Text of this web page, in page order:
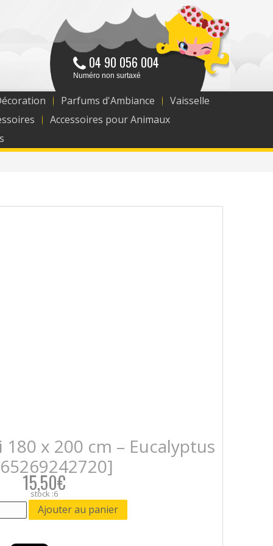
04 90 056 004
Numéro non surtaxé
Parfums d'Ambiance
Vaisselle
Accessoires pour Animaux
x 200 cm – Eucalyptus
15,50€
stock :6